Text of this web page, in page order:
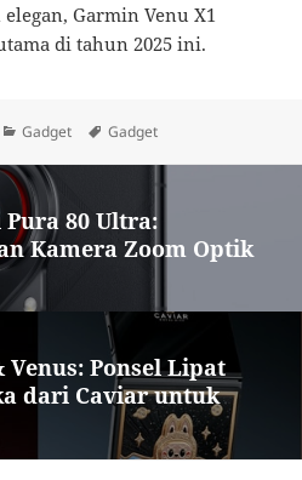
Garmin Venu X1
di tahun 2025 ini.
Categories
Gadget Tags
Gadget
80 Ultra:
Kamera Zoom Optik
Venus: Ponsel Lipat
dari Caviar untuk